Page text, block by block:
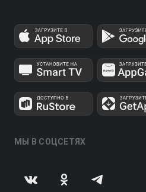
МЫ В СОЦСЕТЯХ